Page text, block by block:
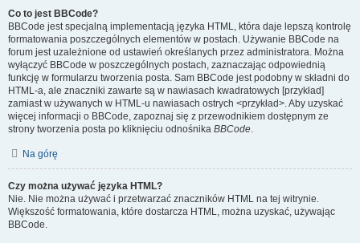
Co to jest BBCode?
BBCode jest specjalną implementacją języka HTML, która daje lepszą kontrolę
formatowania poszczególnych elementów w postach. Używanie BBCode na
forum jest uzależnione od ustawień określanych przez administratora. Można
wyłączyć BBCode w poszczególnych postach, zaznaczając odpowiednią
funkcję w formularzu tworzenia posta. Sam BBCode jest podobny w składni do
HTML-a, ale znaczniki zawarte są w nawiasach kwadratowych [przykład]
zamiast w używanych w HTML-u nawiasach ostrych <przykład>. Aby uzyskać
więcej informacji o BBCode, zapoznaj się z przewodnikiem dostępnym ze
strony tworzenia posta po kliknięciu odnośnika BBCode.
Na górę
Czy można używać języka HTML?
Nie. Nie można używać i przetwarzać znaczników HTML na tej witrynie.
Większość formatowania, które dostarcza HTML, można uzyskać, używając
BBCode.